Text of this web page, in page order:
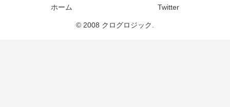
ホーム Twitter
© 2008 クログロジック.